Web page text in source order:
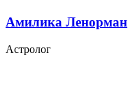
Амилика Ленорман
Астролог